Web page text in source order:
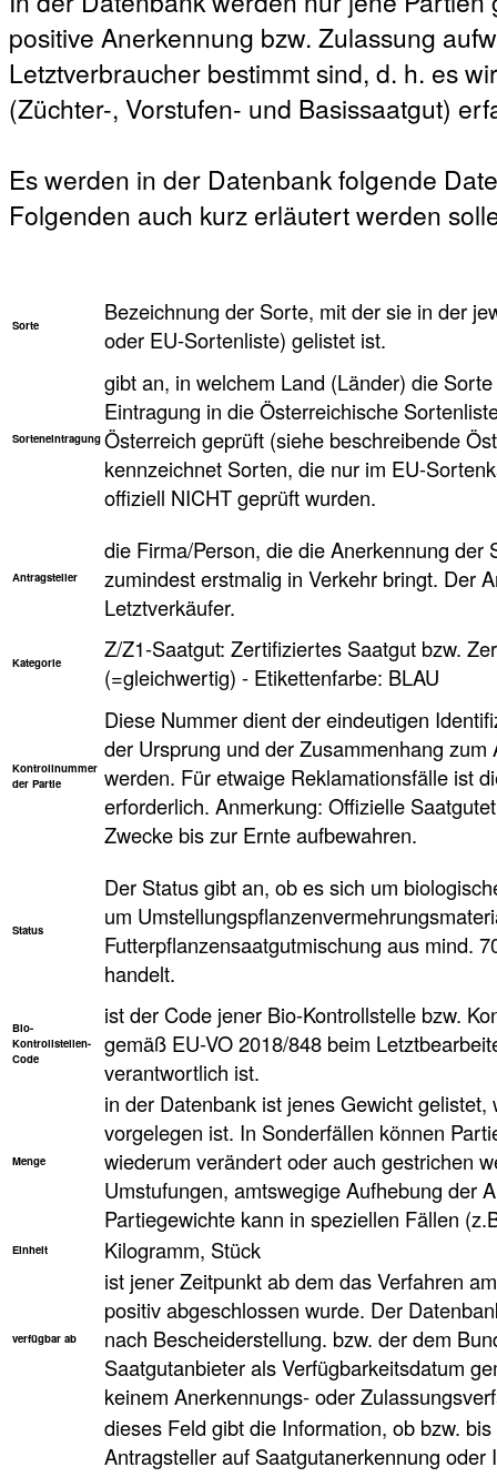
positive Anerkennung bzw. Zulassung
Letztverbraucher bestimmt sind, d. h. es
(Züchter-, Vorstufen- und Basissaatgut)
Es werden in der Datenbank folgende
Folgenden auch kurz erläutert werden
Sorte
Bezeichnung der Sorte, mit der sie in der
oder EU-Sortenliste) gelistet ist.
Sorteneintragung
gibt an, in welchem Land (Länder) die
Eintragung in die Österreichische
Österreich geprüft (siehe beschreibende
kennzeichnet Sorten, die nur im EU-
offiziell NICHT geprüft wurden.
Antragsteller
die Firma/Person, die die Anerkennung
zumindest erstmalig in Verkehr bringt. Der
Letztverkäufer.
Kategorie
Z/Z1-Saatgut: Zertifiziertes Saatgut bzw.
(=gleichwertig) - Etikettenfarbe: BLAU
Kontrollnummer
der Partie
Diese Nummer dient der eindeutigen
der Ursprung und der Zusammenhang
werden. Für etwaige Reklamationsfälle ist
erforderlich. Anmerkung: Offizielle
Zwecke bis zur Ernte aufbewahren.
Status
Der Status gibt an, ob es sich um
um
Futterpflanzensaatgutmischung aus mind.
handelt.
Bio-
Kontrollstellen-
Code
ist der Code jener Bio-Kontrollstelle bzw.
gemäß EU-VO 2018/848 beim
verantwortlich ist.
Menge
in der Datenbank ist jenes Gewicht
vorgelegen ist. In Sonderfällen können
wiederum verändert oder auch gestrichen
Umstufungen, amtswegige Aufhebung der
Partiegewichte kann in speziellen Fällen
Einheit Kilogramm, Stück
verfügbar ab
ist jener Zeitpunkt ab dem das Verfahren
positiv abgeschlossen wurde. Der
nach Bescheiderstellung. bzw. der dem
Saatgutanbieter als Verfügbarkeitsdatum
keinem Anerkennungs- oder
dieses Feld gibt die Information, ob bzw.
Antragsteller auf Saatgutanerkennung